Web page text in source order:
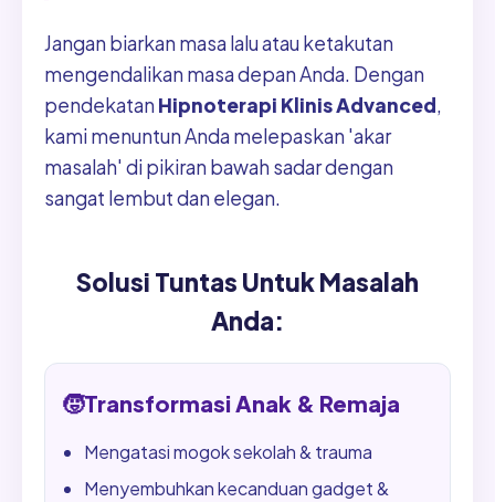
Jangan biarkan masa lalu atau ketakutan
mengendalikan masa depan Anda. Dengan
pendekatan Hipnoterapi Klinis Advanced,
kami menuntun Anda melepaskan 'akar
masalah' di pikiran bawah sadar dengan
sangat lembut dan elegan.
Solusi Tuntas Untuk Masalah
Anda:
🧒Transformasi Anak & Remaja
Mengatasi mogok sekolah & trauma
Menyembuhkan kecanduan gadget &